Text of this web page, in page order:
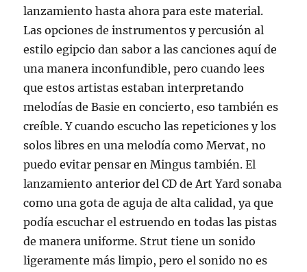
lanzamiento hasta ahora para este material.
Las opciones de instrumentos y percusión al
estilo egipcio dan sabor a las canciones aquí de
una manera inconfundible, pero cuando lees
que estos artistas estaban interpretando
melodías de Basie en concierto, eso también es
creíble. Y cuando escucho las repeticiones y los
solos libres en una melodía como Mervat, no
puedo evitar pensar en Mingus también. El
lanzamiento anterior del CD de Art Yard sonaba
como una gota de aguja de alta calidad, ya que
podía escuchar el estruendo en todas las pistas
de manera uniforme. Strut tiene un sonido
ligeramente más limpio, pero el sonido no es